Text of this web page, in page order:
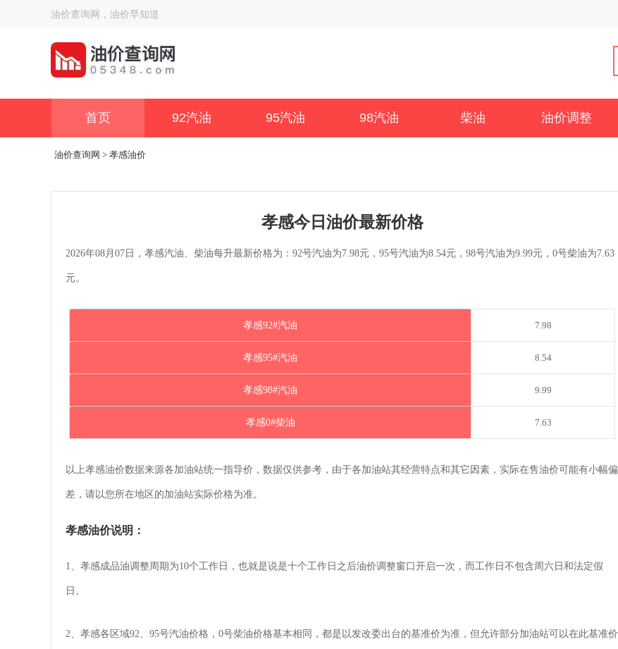
油价查询网，油价早知道
首页 92汽油 95汽油 98汽油 柴油 油价调整
油价查询网 > 孝感油价
孝感今日油价最新价格
2026年08月07日，孝感汽油、柴油每升最新价格为：92号汽油为7.98元，95号汽油为8.54元，98号汽油为9.99元，0号柴油为7.63
元。
孝感92#汽油 7.98
孝感95#汽油 8.54
孝感98#汽油 9.99
孝感0#柴油 7.63
以上孝感油价数据来源各加油站统一指导价，数据仅供参考，由于各加油站其经营特点和其它因素，实际在售油价可能有小幅偏
差，请以您所在地区的加油站实际价格为准。
孝感油价说明：
1、孝感成品油调整周期为10个工作日，也就是说是十个工作日之后油价调整窗口开启一次，而工作日不包含周六日和法定假
日。
2、孝感各区域92、95号汽油价格，0号柴油价格基本相同，都是以发改委出台的基准价为准，但允许部分加油站可以在此基准价